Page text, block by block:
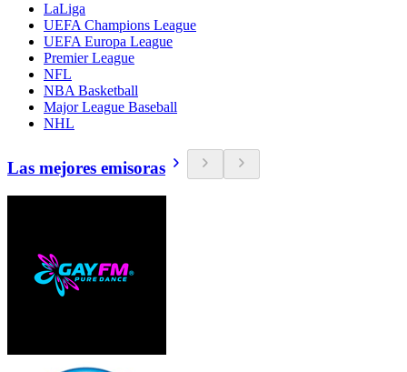
LaLiga
UEFA Champions League
UEFA Europa League
Premier League
NFL
NBA Basketball
Major League Baseball
NHL
Las mejores emisoras